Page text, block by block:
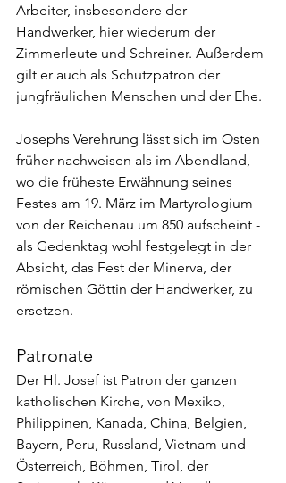
Arbeiter, insbesondere der
Handwerker, hier wiederum der
Zimmerleute und Schreiner. Außerdem
gilt er auch als Schutzpatron der
jungfräulichen Menschen und der Ehe.
Josephs Verehrung lässt sich im Osten
früher nachweisen als im Abendland,
wo die früheste Erwähnung seines
Festes am 19. März im Martyrologium
von der Reichenau um 850 aufscheint -
als Gedenktag wohl festgelegt in der
Absicht, das Fest der Minerva, der
römischen Göttin der Handwerker, zu
ersetzen.
Patronate
Der Hl. Josef ist Patron der ganzen
katholischen Kirche, von Mexiko,
Philippinen, Kanada, China, Belgien,
Bayern, Peru, Russland, Vietnam und
Österreich, Böhmen, Tirol, der